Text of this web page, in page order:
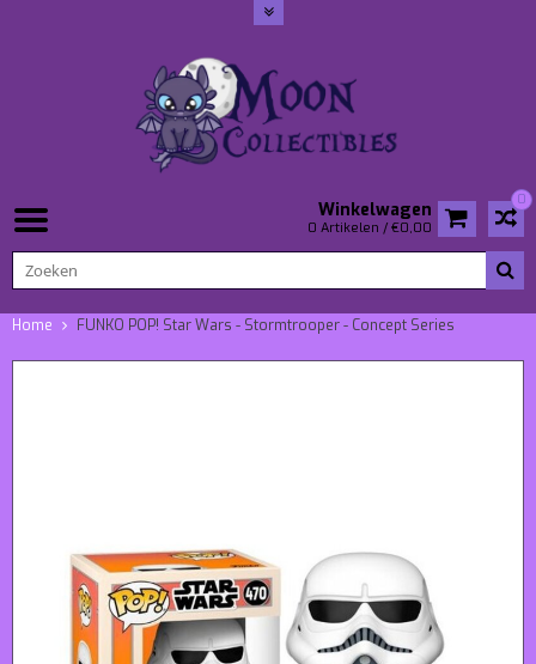
0
Winkelwagen
0 Artikelen / €0,00
Home FUNKO POP! Star Wars - Stormtrooper - Concept Series